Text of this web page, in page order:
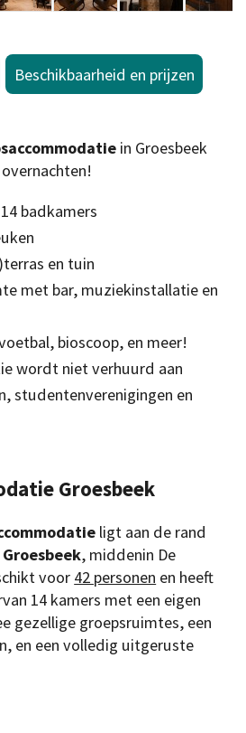
Beschikbaarheid en prijzen
in Groesbeek
overnachten!
badkamers
en tuin
met bar, muziekinstallatie en
bioscoop, en meer!
wordt niet verhuurd aan
studentenverenigingen en
Groesbeek
ligt aan de rand
Groesbeek, middenin De
voor 42 personen en heeft
14 kamers met een eigen
gezellige groepsruimtes, een
en een volledig uitgeruste